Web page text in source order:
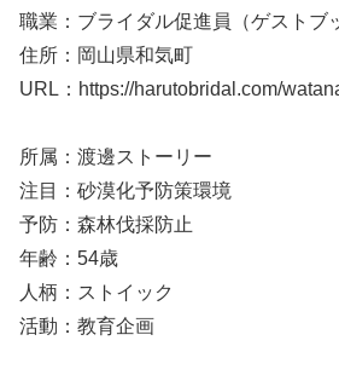
職業：ブライダル促進員（ゲストブ
住所：岡山県和気町
URL：https://harutobridal.com/
所属：渡邊ストーリー
注目：砂漠化予防策環境
予防：森林伐採防止
年齢：54歳
人柄：ストイック
活動：教育企画